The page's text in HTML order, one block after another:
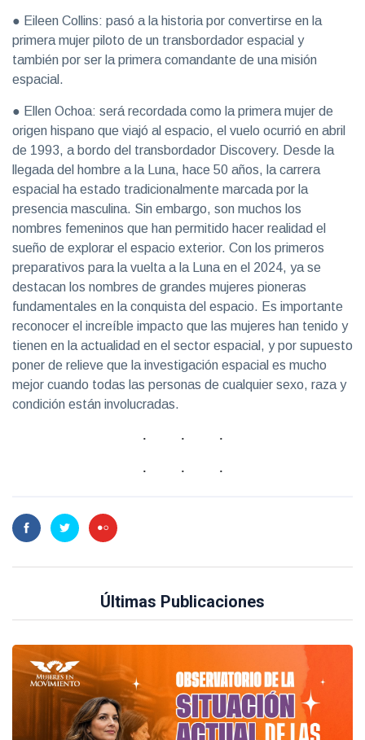
● Eileen Collins: pasó a la historia por convertirse en la
primera mujer piloto de un transbordador espacial y
también por ser la primera comandante de una misión
espacial.
● Ellen Ochoa: será recordada como la primera mujer de
origen hispano que viajó al espacio, el vuelo ocurrió en abril
de 1993, a bordo del transbordador Discovery. Desde la
llegada del hombre a la Luna, hace 50 años, la carrera
espacial ha estado tradicionalmente marcada por la
presencia masculina. Sin embargo, son muchos los
nombres femeninos que han permitido hacer realidad el
sueño de explorar el espacio exterior. Con los primeros
preparativos para la vuelta a la Luna en el 2024, ya se
destacan los nombres de grandes mujeres pioneras
fundamentales en la conquista del espacio. Es importante
reconocer el increíble impacto que las mujeres han tenido y
tienen en la actualidad en el sector espacial, y por supuesto
poner de relieve que la investigación espacial es mucho
mejor cuando todas las personas de cualquier sexo, raza y
condición están involucradas.
Últimas Publicaciones